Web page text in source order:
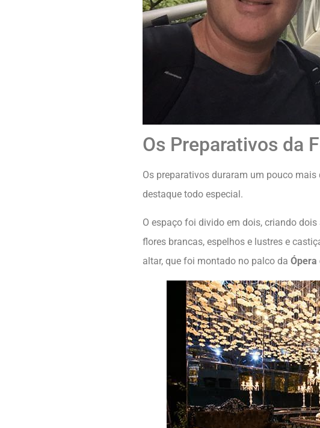
Os Preparativos da
Os preparativos duraram um pouco
destaque todo especial.
O espaço foi divido em dois, criando
flores brancas, espelhos e lustres e
altar, que foi montado no palco da Ópera